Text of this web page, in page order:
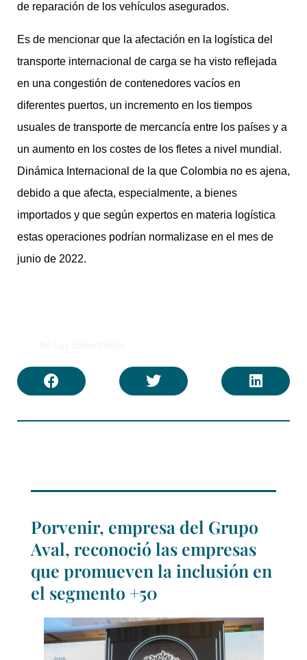
de reparación de los vehículos asegurados.
Es de mencionar que la afectación en la logística del
transporte internacional de carga se ha visto reflejada
en una congestión de contenedores vacíos en
diferentes puertos, un incremento en los tiempos
usuales de transporte de mercancía entre los países y a
un aumento en los costes de los fletes a nivel mundial.
Dinámica Internacional de la que Colombia no es ajena,
debido a que afecta, especialmente, a bienes
importados y que según expertos en materia logística
estas operaciones podrían normalizase en el mes de
junio de 2022.
Porvenir, empresa del Grupo
Aval, reconoció las empresas
que promueven la inclusión en
el segmento +50